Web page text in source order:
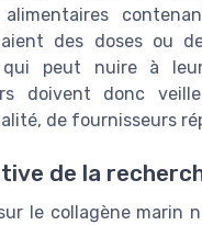
alimentaires
des doses ou
qui peut nuire à
doivent donc
de fournisseurs
de la
le collagène marin